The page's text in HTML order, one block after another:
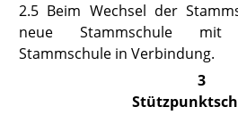
2.5 Beim Wechsel der
neue Stammschule mit
Stammschule in Verbindung.
3